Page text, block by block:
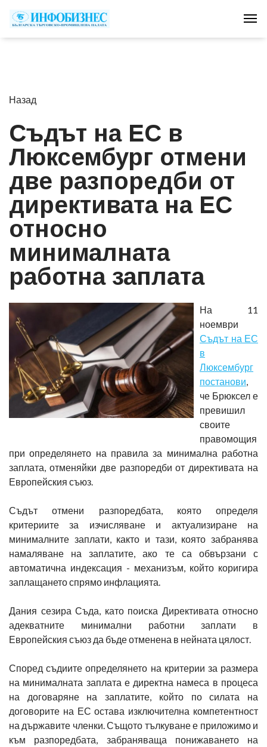
Назад
Съдът на ЕС в
Люксембург отмени
две разпоредби от
директивата на ЕС
относно
минималната
работна заплата
На 11
ноември
Съдът на ЕС
в
Люксембург
постанови,
че Брюксел е
превишил
своите
правомощия
при определянето на правила за минимална работна
заплата, отменяйки две разпоредби от директивата на
Европейския съюз.
Съдът отмени разпоредбата, която определя
критериите за изчисляване и актуализиране на
минималните заплати, както и тази, която забранява
намаляване на заплатите, ако те са обвързани с
автоматична индексация - механизъм, който коригира
заплащането спрямо инфлацията.
Дания сезира Съда, като поиска Директивата относно
адекватните минимални работни заплати в
Европейския съюз да бъде отменена в нейната цялост.
Според съдиите определянето на критерии за размера
на минималната заплата е директна намеса в процеса
на договаряне на заплатите, който по силата на
договорите на ЕС остава изключителна компетентност
на държавите членки. Същото тълкуване е приложимо и
към разпоредбата, забраняваща понижаването на